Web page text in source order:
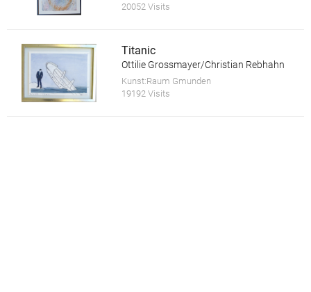
20052 Visits
Titanic
Ottilie Grossmayer/Christian Rebhahn
Kunst:Raum Gmunden
19192 Visits